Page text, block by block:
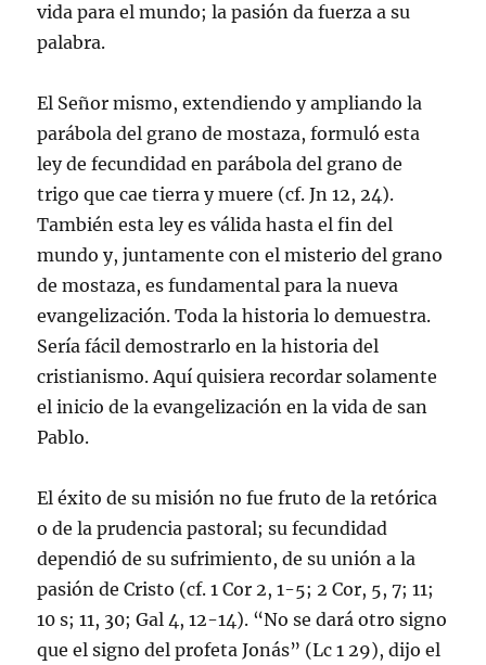
vida para el mundo; la pasión da fuerza a su
palabra.
El Señor mismo, extendiendo y ampliando la
parábola del grano de mostaza, formuló esta
ley de fecundidad en parábola del grano de
trigo que cae tierra y muere (cf. Jn 12, 24).
También esta ley es válida hasta el fin del
mundo y, juntamente con el misterio del grano
de mostaza, es fundamental para la nueva
evangelización. Toda la historia lo demuestra.
Sería fácil demostrarlo en la historia del
cristianismo. Aquí quisiera recordar solamente
el inicio de la evangelización en la vida de san
Pablo.
El éxito de su misión no fue fruto de la retórica
o de la prudencia pastoral; su fecundidad
dependió de su sufrimiento, de su unión a la
pasión de Cristo (cf. 1 Cor 2, 1-5; 2 Cor, 5, 7; 11;
10 s; 11, 30; Gal 4, 12-14). “No se dará otro signo
que el signo del profeta Jonás” (Lc 1 29), dijo el